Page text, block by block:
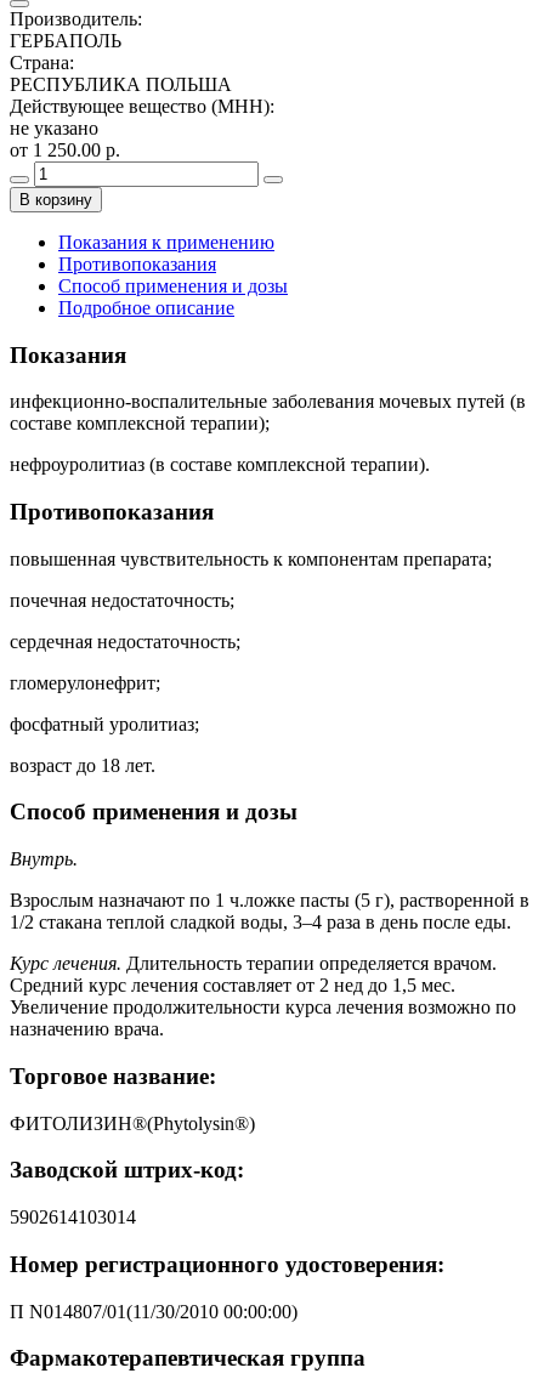
Производитель:
ГЕРБАПОЛЬ
Страна:
РЕСПУБЛИКА ПОЛЬША
Действующее вещество (МНН):
не указано
от 1 250.00 р.
В корзину
Показания к применению
Противопоказания
Способ применения и дозы
Подробное описание
Показания
инфекционно-воспалительные заболевания мочевых путей (в
составе комплексной терапии);
нефроуролитиаз (в составе комплексной терапии).
Противопоказания
повышенная чувствительность к компонентам препарата;
почечная недостаточность;
сердечная недостаточность;
гломерулонефрит;
фосфатный уролитиаз;
возраст до 18 лет.
Способ применения и дозы
Внутрь.
Взрослым назначают по 1 ч.ложке пасты (5 г), растворенной в
1/2 стакана теплой сладкой воды, 3–4 раза в день после еды.
Курс лечения. Длительность терапии определяется врачом.
Средний курс лечения составляет от 2 нед до 1,5 мес.
Увеличение продолжительности курса лечения возможно по
назначению врача.
Торговое название:
ФИТОЛИЗИН®(Phytolysin®)
Заводской штрих-код:
5902614103014
Номер регистрационного удостоверения:
П N014807/01(11/30/2010 00:00:00)
Фармакотерапевтическая группа